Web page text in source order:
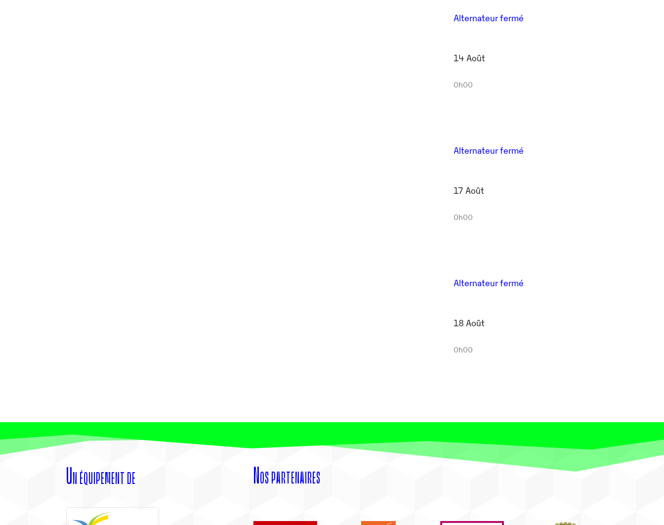
Alternateur fermé
14 Août
0h00
Alternateur fermé
17 Août
0h00
Alternateur fermé
18 Août
0h00
Un équipement de Nos partenaires